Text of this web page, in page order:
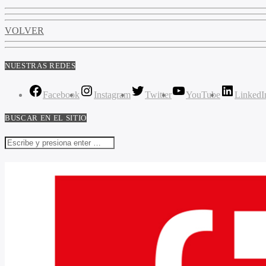
VOLVER
NUESTRAS REDES
Facebook Instagram Twitter YouTube
BUSCAR EN EL SITIO